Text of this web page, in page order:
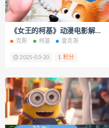
《女王的柯基》动漫电影解说文案
克斯 柯基 雷克斯
2025-03-20 1 积分